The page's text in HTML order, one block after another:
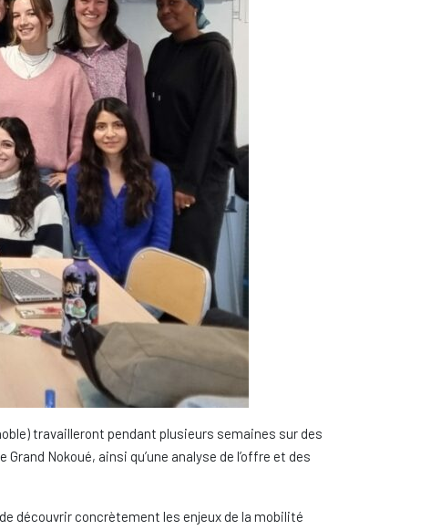
travailleront pendant plusieurs semaines sur des
Nokoué, ainsi qu’une analyse de l’offre et des
découvrir concrètement les enjeux de la mobilité